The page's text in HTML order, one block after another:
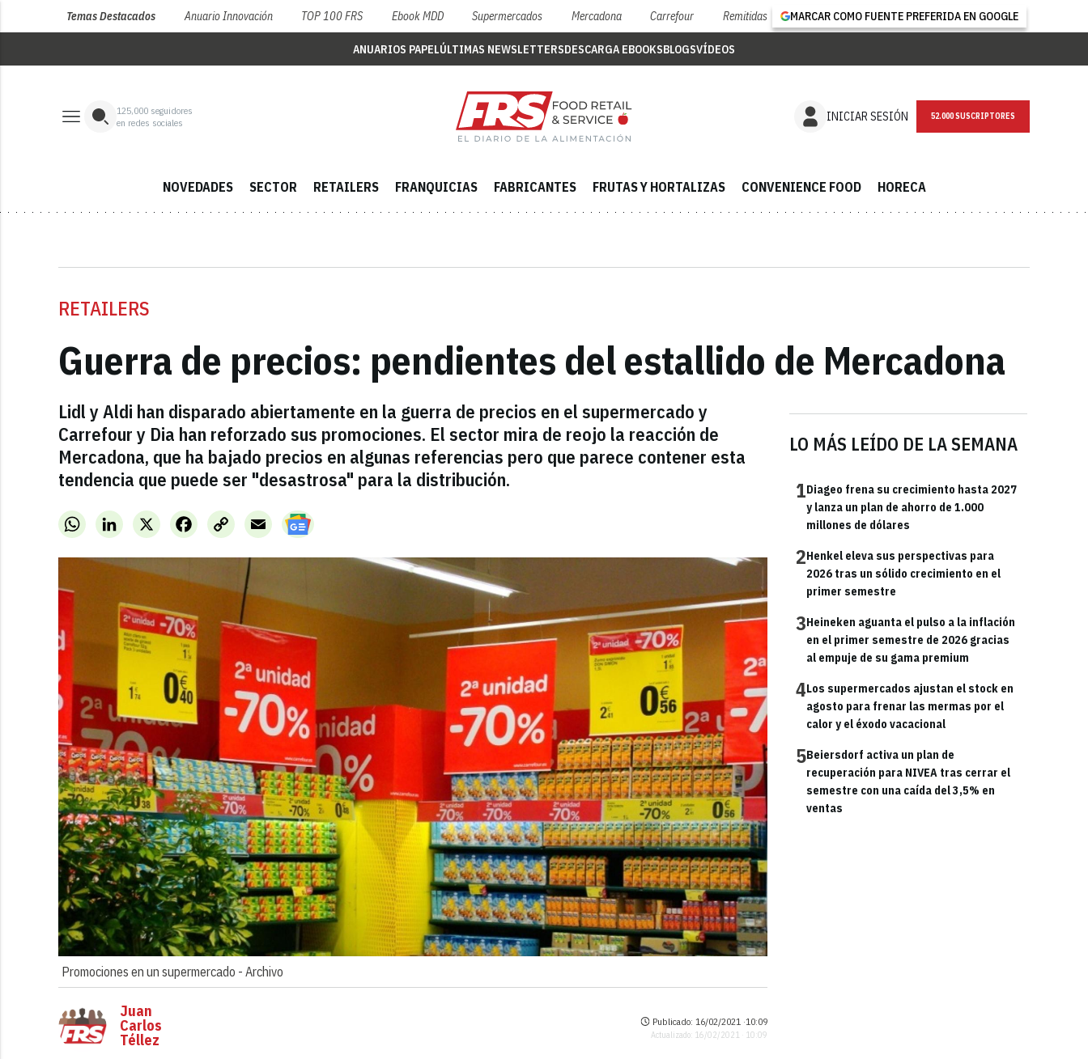
Temas Destacados Anuario Innovación TOP 100 FRS Ebook MDD Supermercados Mercadona Carrefour Remitidas MARCAR COMO FUENTE PREFERIDA EN GOOGLE
ANUARIOS PAPELÚLTIMAS NEWSLETTERSDESCARGA EBOOKSBLOGSVÍDEOS
125,000 seguidores
en redes sociales
INICIAR SESIÓN NEWSLETTER
NOVEDADES SECTOR RETAILERS FRANQUICIAS FABRICANTES FRUTAS Y HORTALIZAS CONVENIENCE FOOD HORECA
RETAILERS
Guerra de precios: pendientes del estallido de Mercadona
Lidl y Aldi han disparado abiertamente en la guerra de precios en el supermercado y
Carrefour y Dia han reforzado sus promociones. El sector mira de reojo la reacción de
Mercadona, que ha bajado precios en algunas referencias pero que parece contener esta
tendencia que puede ser "desastrosa" para la distribución.
WhatsAppLinkedInX FacebookCopy
Link
Email
Promociones en un supermercado - Archivo
LO MÁS LEÍDO DE LA SEMANA
1Diageo frena su crecimiento hasta 2027
y lanza un plan de ahorro de 1.000
millones de dólares
2Henkel eleva sus perspectivas para
2026 tras un sólido crecimiento en el
primer semestre
3Heineken aguanta el pulso a la inflación
en el primer semestre de 2026 gracias
al empuje de su gama premium
4Los supermercados ajustan el stock en
agosto para frenar las mermas por el
calor y el éxodo vacacional
5Beiersdorf activa un plan de
recuperación para NIVEA tras cerrar el
semestre con una caída del 3,5% en
ventas
Juan
Carlos
Téllez
Publicado: 16/02/2021 ·10:09
Actualizado: 16/02/2021 · 10:09